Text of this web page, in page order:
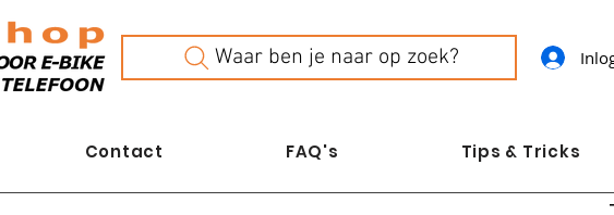
Waar ben je naar op zoek?
Contact FAQ's Tips & Tricks